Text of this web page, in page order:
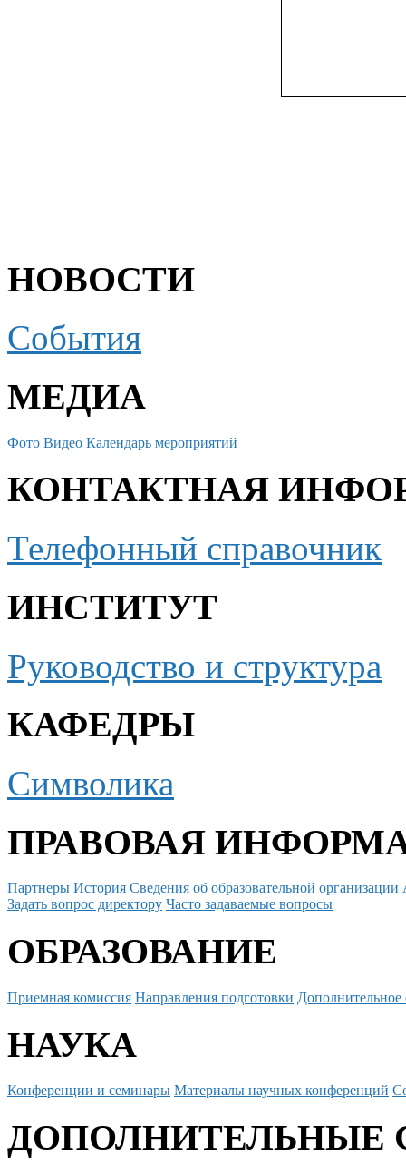
НОВОСТИ
События
МЕДИА
Фото Видео Календарь мероприятий
КОНТАКТНАЯ
Телефонный справочник
ИНСТИТУТ
Руководство и структура
КАФЕДРЫ
Символика
ПРАВОВАЯ
Партнеры История Сведения об образовательной организации
Задать вопрос директору Часто задаваемые вопросы
ОБРАЗОВАНИЕ
Приемная комиссия Направления подготовки Дополнительное
НАУКА
Конференции и семинары Материалы научных конференций
ДОПОЛНИТЕЛЬНЫЕ